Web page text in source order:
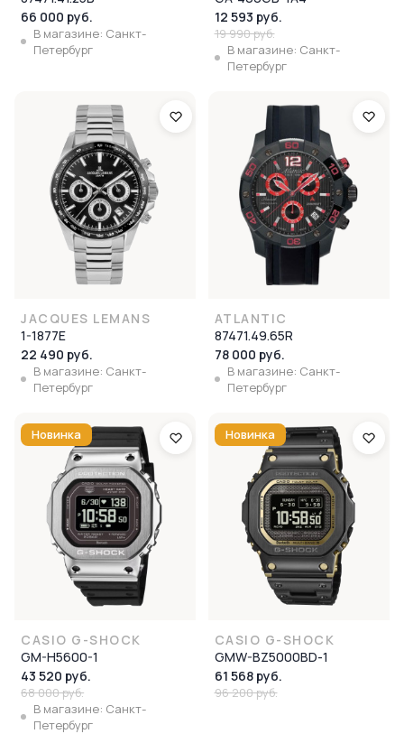
66 000 руб.
В магазине: Санкт-
Петербург
12 593 руб.
19 990 руб.
В магазине: Санкт-
Петербург
JACQUES LEMANS
1-1877E
22 490 руб.
В магазине: Санкт-
Петербург
ATLANTIC
87471.49.65R
78 000 руб.
В магазине: Санкт-
Петербург
Новинка
CASIO G-SHOCK
GM-H5600-1
43 520 руб.
68 000 руб.
В магазине: Санкт-
Петербург
Новинка
CASIO G-SHOCK
GMW-BZ5000BD-1
61 568 руб.
96 200 руб.